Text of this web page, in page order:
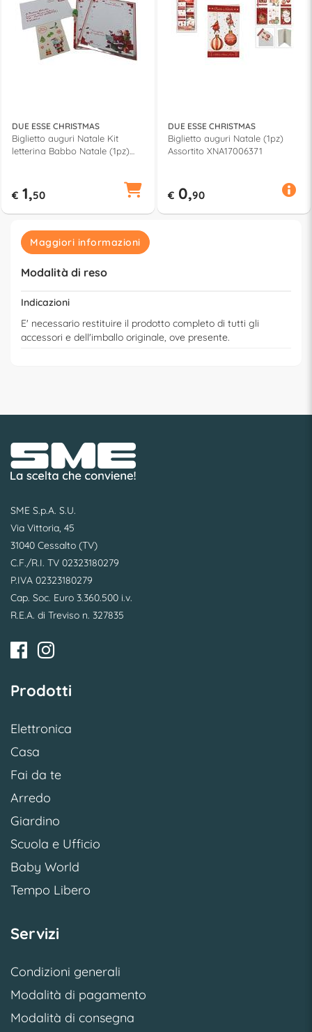
DUE ESSE CHRISTMAS
Biglietto auguri Natale Kit
letterina Babbo Natale (1pz)
€ 1,50
DUE ESSE CHRISTMAS
Biglietto auguri Natale (1pz)
Assortito XNA17006371
€ 0,90
Maggiori informazioni
Modalità di reso
Indicazioni
E' necessario restituire il prodotto completo di tutti gli
accessori e dell'imballo originale, ove presente.
SME S.p.A. S.U.
Via Vittoria, 45
31040 Cessalto (TV)
C.F./R.I. TV 02323180279
P.IVA 02323180279
Cap. Soc. Euro 3.360.500 i.v.
R.E.A. di Treviso n. 327835
Prodotti
Elettronica
Casa
Fai da te
Arredo
Giardino
Scuola e Ufficio
Baby World
Tempo Libero
Servizi
Condizioni generali
Modalità di pagamento
Modalità di consegna